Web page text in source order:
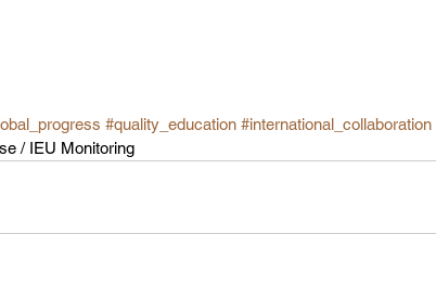
#quality_education #international_collaboration
/ IEU Monitoring